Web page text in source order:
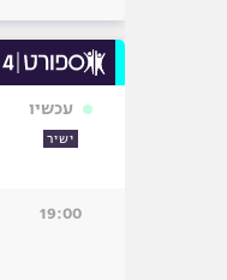
עכשיו
ישיר
19:00